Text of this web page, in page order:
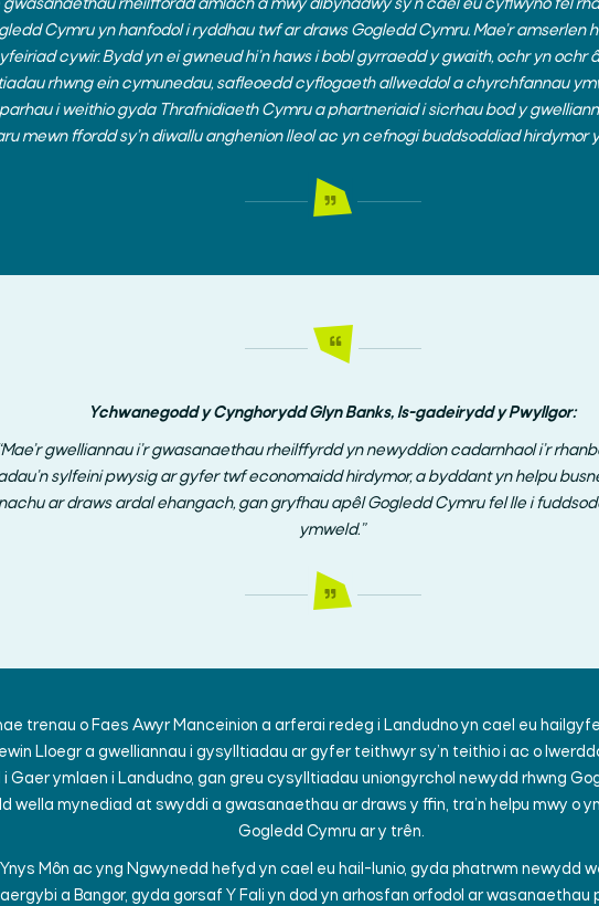
gwasanaethau rheilffordd amlach a mwy dibynadwy sy’n cael eu cyflwyno fel
Cymru yn hanfodol i ryddhau twf ar draws Gogledd Cymru. Mae’r amserlen
cywir. Bydd yn ei gwneud hi’n haws i bobl gyrraedd y gwaith, ochr yn ochr
rhwng ein cymunedau, safleoedd cyflogaeth allweddol a chyrchfannau
i weithio gyda Thrafnidiaeth Cymru a phartneriaid i sicrhau bod y
mewn ffordd sy’n diwallu anghenion lleol ac yn cefnogi buddsoddiad hirdymor
Ychwanegodd y Cynghorydd Glyn Banks, Is-gadeirydd y Pwyllgor:
gwelliannau i’r gwasanaethau rheilffyrdd yn newyddion cadarnhaol i’r
sylfeini pwysig ar gyfer twf economaidd hirdymor, a byddant yn helpu
ar draws ardal ehangach, gan gryfhau apêl Gogledd Cymru fel lle i
ymweld.”
trenau o Faes Awyr Manceinion a arferai redeg i Landudno yn cael eu
Lloegr a gwelliannau i gysylltiadau ar gyfer teithwyr sy’n teithio i ac o
ymlaen i Landudno, gan greu cysylltiadau uniongyrchol newydd rhwng
wella mynediad at swyddi a gwasanaethau ar draws y ffin, tra’n helpu mwy o
Gogledd Cymru ar y trên.
Môn ac yng Ngwynedd hefyd yn cael eu hail-lunio, gyda phatrwm newydd
a Bangor, gyda gorsaf Y Fali yn dod yn arhosfan orfodol ar wasanaethau